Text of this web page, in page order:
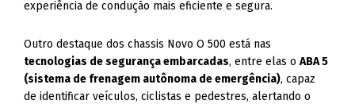
experiência de condução mais eficiente e segura.
Outro destaque dos chassis Novo O 500 está nas
tecnologias de segurança embarcadas, entre elas oABA 5
(sistema de frenagem autônoma de emergência), capaz
de identificar veículos, ciclistas e pedestres, alertando o